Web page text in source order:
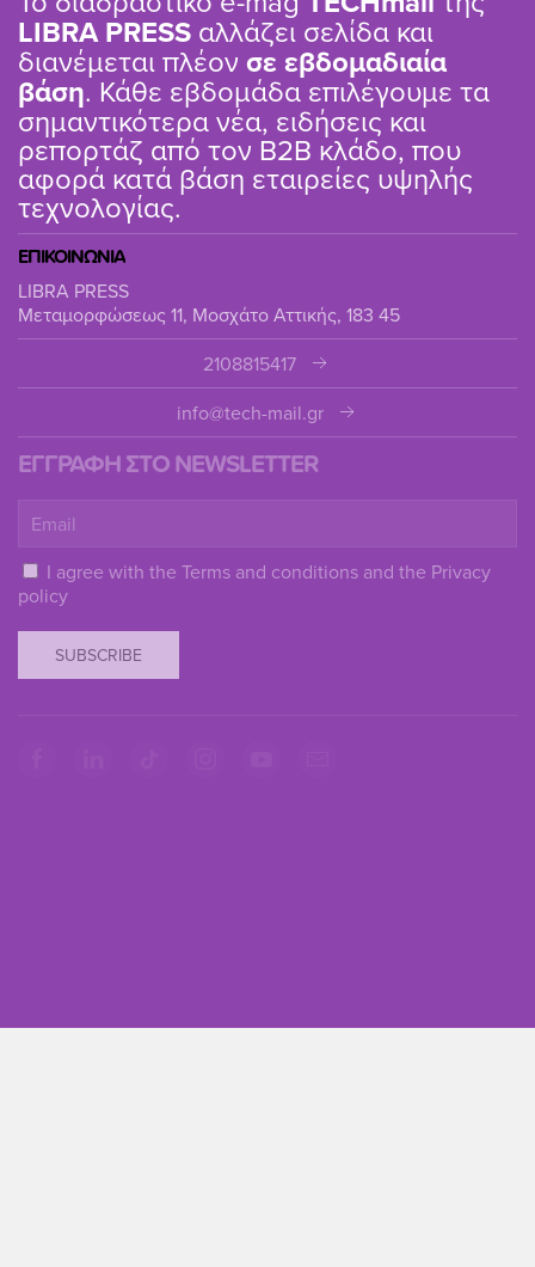
LIBRA PRESS αλλάζει σελίδα και
διανέμεται πλέον σε εβδομαδιαία
βάση. Κάθε εβδομάδα επιλέγουμε τα
σημαντικότερα νέα, ειδήσεις και
ρεπορτάζ από τον B2B κλάδο, που
αφορά κατά βάση εταιρείες υψηλής
τεχνολογίας.
ΕΠΙΚΟΙΝΩΝΙΑ
LIBRA PRESS
Μεταμορφώσεως 11, Μοσχάτο Αττικής, 183 45
2108815417
info@tech-mail.gr
ΕΓΓΡΑΦΗ ΣΤΟ NEWSLETTER
I agree with the Terms and conditions and the Privacy
policy
SUBSCRIBE